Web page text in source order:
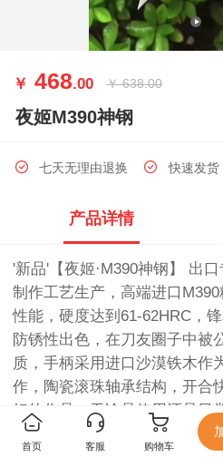
￥ 468.00 ￥ 638.00
夜姬M390神钢
七天无理由退换 快速发货
产品详情
'新品'【夜姬·M390神钢】 出
制作工艺生产，高端进口
性能，硬度达到61-62HRC，
防锈性出色，在刀友圈子中被
质，手柄采用进口沙漠铁木作
作，陶瓷滚珠轴承结构，开合
好的作品，无论是使用还是日
感觉，皮套意大利进口植鞣皮
首页 客服 购物车